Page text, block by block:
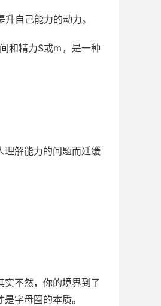
自己能力的动力。
和精力S或m，是一种
理解能力的问题而延缓
不然，你的境界到了
字母圈的本质。